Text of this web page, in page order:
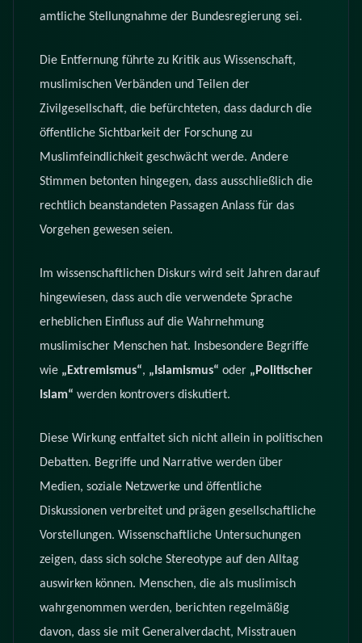
amtliche Stellungnahme der Bundesregierung sei.
Die Entfernung führte zu Kritik aus Wissenschaft,
muslimischen Verbänden und Teilen der
Zivilgesellschaft, die befürchteten, dass dadurch die
öffentliche Sichtbarkeit der Forschung zu
Muslimfeindlichkeit geschwächt werde. Andere
Stimmen betonten hingegen, dass ausschließlich die
rechtlich beanstandeten Passagen Anlass für das
Vorgehen gewesen seien.
Im wissenschaftlichen Diskurs wird seit Jahren darauf
hingewiesen, dass auch die verwendete Sprache
erheblichen Einfluss auf die Wahrnehmung
muslimischer Menschen hat. Insbesondere Begriffe
wie „Extremismus“, „Islamismus“ oder „Politischer
Islam“ werden kontrovers diskutiert.
Diese Wirkung entfaltet sich nicht allein in politischen
Debatten. Begriffe und Narrative werden über
Medien, soziale Netzwerke und öffentliche
Diskussionen verbreitet und prägen gesellschaftliche
Vorstellungen. Wissenschaftliche Untersuchungen
zeigen, dass sich solche Stereotype auf den Alltag
auswirken können. Menschen, die als muslimisch
wahrgenommen werden, berichten regelmäßig
davon, dass sie mit Generalverdacht, Misstrauen